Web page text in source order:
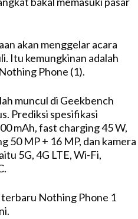
akan menggelar acara
Itu kemungkinan adalah
Phone (1).
muncul di Geekbench
Prediksi spesifikasi
mAh, fast charging 45 W,
50 MP + 16 MP, dan kamera
5G, 4G LTE, Wi-Fi,
Nothing Phone 1